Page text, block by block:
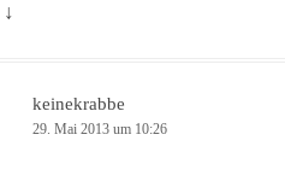
↓
keinekrabbe
29. Mai 2013 um 10:26